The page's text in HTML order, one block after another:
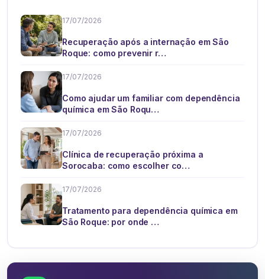
17/07/2026
Recuperação após a internação em São
Roque: como prevenir r…
17/07/2026
Como ajudar um familiar com dependência
química em São Roqu…
17/07/2026
Clínica de recuperação próxima a
Sorocaba: como escolher co…
17/07/2026
Tratamento para dependência química em
São Roque: por onde …